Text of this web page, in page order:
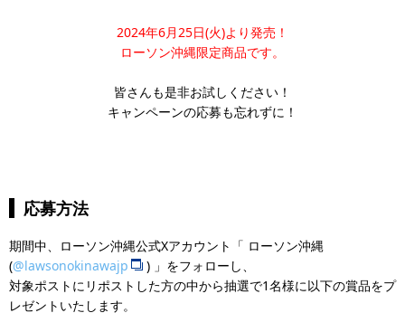
2024年6月25日(火)より発売！
ローソン沖縄限定商品です。
皆さんも是非お試しください！
キャンペーンの応募も忘れずに！
応募方法
期間中、ローソン沖縄公式Xアカウント「 ローソン沖縄
(@lawsonokinawajp
) 」をフォローし、
対象ポストにリポストした方の中から抽選で1名様に以下の賞品をプ
レゼントいたします。